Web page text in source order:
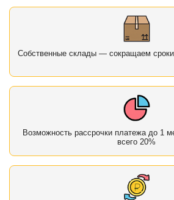
Собственные склады — сокращаем
Возможность рассрочки платежа до 1
всего 20%